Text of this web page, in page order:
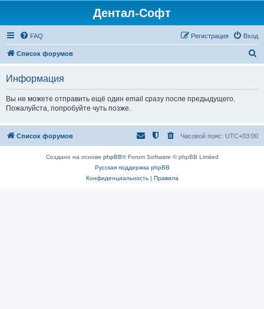
Дентал-Софт
FAQ Вход
Регистрация
Список форумов
Информация
Вы не можете отправить ещё один email сразу после предыдущего.
Пожалуйста, попробуйте чуть позже.
Список форумов Часовой пояс: UTC+03:00
Создано на основе phpBB® Forum Software © phpBB Limited
Русская поддержка phpBB
Конфиденциальность| Правила